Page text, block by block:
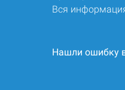
Вся
Нашли ошибку в